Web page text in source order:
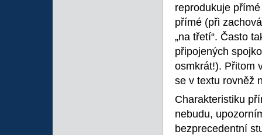
reprodukuje
přímé (při
„na třetí“. Často
připojených
osmkrát!). Přitom
se v textu rovněž
Charakteristiku
nebudu,
bezprecedentní